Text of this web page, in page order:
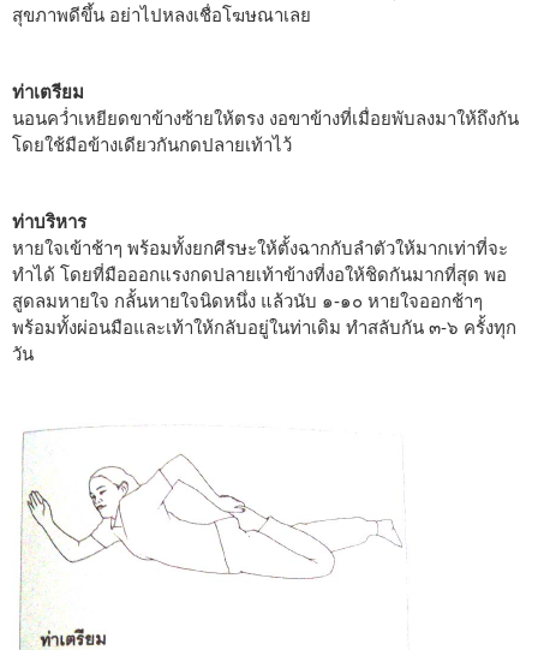
สุขภาพดีขึ้น อย่าไปหลงเชื่อโฆษณาเลย
ท่าเตรียม
นอนคว่ำเหยียดขาข้างซ้ายให้ตรง งอขาข้างที่เมื่อยพับลงมาให้ถึงกัน
โดยใช้มือข้างเดียวกันกดปลายเท้าไว้
ท่าบริหาร
หายใจเข้าช้าๆ พร้อมทั้งยกศีรษะให้ตั้งฉากกับลำตัวให้มากเท่าที่จะ
ทำได้ โดยที่มือออกแรงกดปลายเท้าข้างที่งอให้ชิดกันมากที่สุด พอ
สูดลมหายใจ กลั้นหายใจนิดหนึ่ง แล้วนับ ๑-๑๐ หายใจออกช้าๆ
พร้อมทั้งผ่อนมือและเท้าให้กลับอยู่ในท่าเดิม ทำสลับกัน ๓-๖ ครั้งทุก
วัน